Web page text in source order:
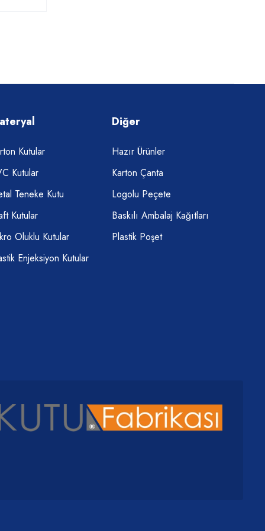
Kutular
Kutular
Teneke Kutu
Kutular
Oluklu Kutular
Enjeksiyon Kutular
Diğer
Hazır Ürünler
Karton Çanta
Logolu Peçete
Baskılı Ambalaj Kağıtları
Plastik Poşet